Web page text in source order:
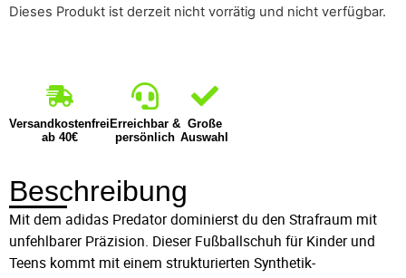
Dieses Produkt ist derzeit nicht vorrätig und nicht verfügbar.
Versandkostenfrei
ab 40€
Erreichbar &
persönlich
Große
Auswahl
Beschreibung
Mit dem adidas Predator dominierst du den Strafraum mit
unfehlbarer Präzision. Dieser Fußballschuh für Kinder und
Teens kommt mit einem strukturierten Synthetik-